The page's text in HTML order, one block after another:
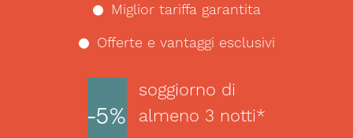
Miglior tariffa garantita
Offerte e vantaggi esclusivi
-5%
soggiorno di
almeno 3 notti*